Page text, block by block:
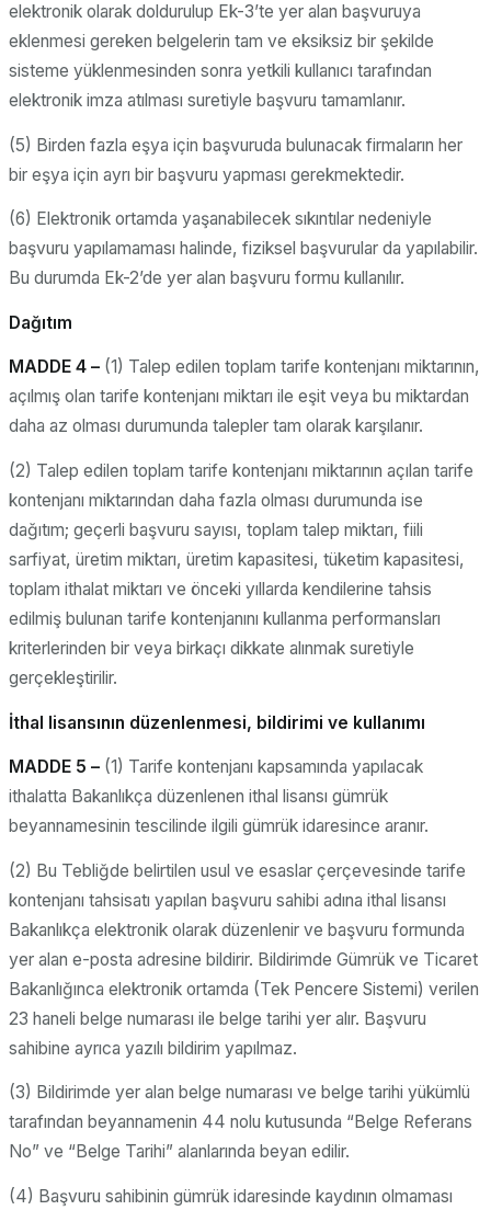
elektronik olarak doldurulup Ek-3’te yer alan başvuruya
eklenmesi gereken belgelerin tam ve eksiksiz bir şekilde
sisteme yüklenmesinden sonra yetkili kullanıcı tarafından
elektronik imza atılması suretiyle başvuru tamamlanır.
(5) Birden fazla eşya için başvuruda bulunacak firmaların her
bir eşya için ayrı bir başvuru yapması gerekmektedir.
(6) Elektronik ortamda yaşanabilecek sıkıntılar nedeniyle
başvuru yapılamaması halinde, fiziksel başvurular da yapılabilir.
Bu durumda Ek-2’de yer alan başvuru formu kullanılır.
Dağıtım
MADDE 4 – (1) Talep edilen toplam tarife kontenjanı miktarının,
açılmış olan tarife kontenjanı miktarı ile eşit veya bu miktardan
daha az olması durumunda talepler tam olarak karşılanır.
(2) Talep edilen toplam tarife kontenjanı miktarının açılan tarife
kontenjanı miktarından daha fazla olması durumunda ise
dağıtım; geçerli başvuru sayısı, toplam talep miktarı, fiili
sarfiyat, üretim miktarı, üretim kapasitesi, tüketim kapasitesi,
toplam ithalat miktarı ve önceki yıllarda kendilerine tahsis
edilmiş bulunan tarife kontenjanını kullanma performansları
kriterlerinden bir veya birkaçı dikkate alınmak suretiyle
gerçekleştirilir.
İthal lisansının düzenlenmesi, bildirimi ve kullanımı
MADDE 5 – (1) Tarife kontenjanı kapsamında yapılacak
ithalatta Bakanlıkça düzenlenen ithal lisansı gümrük
beyannamesinin tescilinde ilgili gümrük idaresince aranır.
(2) Bu Tebliğde belirtilen usul ve esaslar çerçevesinde tarife
kontenjanı tahsisatı yapılan başvuru sahibi adına ithal lisansı
Bakanlıkça elektronik olarak düzenlenir ve başvuru formunda
yer alan e-posta adresine bildirir. Bildirimde Gümrük ve Ticaret
Bakanlığınca elektronik ortamda (Tek Pencere Sistemi) verilen
23 haneli belge numarası ile belge tarihi yer alır. Başvuru
sahibine ayrıca yazılı bildirim yapılmaz.
(3) Bildirimde yer alan belge numarası ve belge tarihi yükümlü
tarafından beyannamenin 44 nolu kutusunda “Belge Referans
No” ve “Belge Tarihi” alanlarında beyan edilir.
(4) Başvuru sahibinin gümrük idaresinde kaydının olmaması